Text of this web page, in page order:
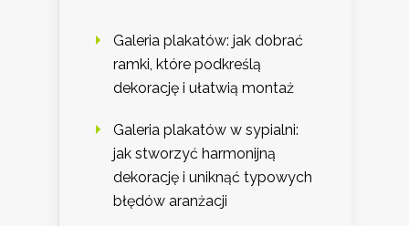
Galeria plakatów: jak dobrać
ramki, które podkreślą
dekorację i ułatwią montaż
Galeria plakatów w sypialni:
jak stworzyć harmonijną
dekorację i uniknąć typowych
błędów aranżacji